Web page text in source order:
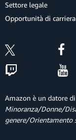
Settore legale
Opportunità di
Amazon è un datore
Minoranza/Donne/
genere/Orientamento